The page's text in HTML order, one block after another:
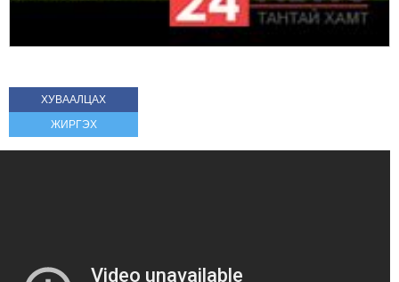
ХУВААЛЦАХ
ЖИРГЭХ